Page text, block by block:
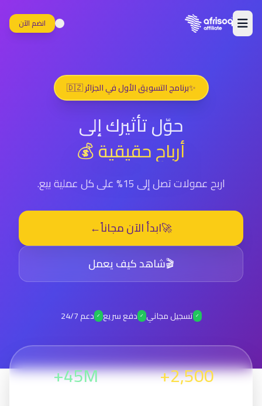
انضم الآن
✨برنامج التسويق الأول في الجزائر 🇩🇿
حوّل تأثيرك إلى
أرباح حقيقية 💰
اربح عمولات تصل إلى 15% على كل عملية بيع.
🚀ابدأ الآن مجاناً←
🎬شاهد كيف يعمل
✓ تسجيل مجاني ✓ دفع سريع ✓ دعم 24/7
2,500+
45M+